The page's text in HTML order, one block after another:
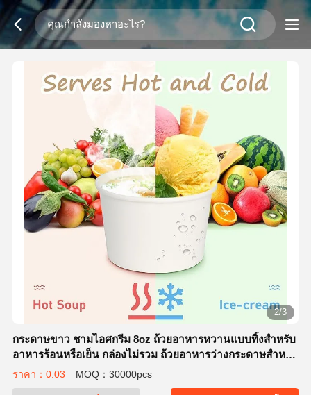
2/3
กระดาษขาว ชามไอศกรีม 8oz ถ้วยอาหารหวานแบบทิ้งสําหรับ
อาหารร้อนหรือเย็น กล่องไม่รวม ถ้วยอาหารว่างกระดาษสําหรับ
ซุนเด่ ซุปโยกต์แข็ง
ราคา：0.03 MOQ：30000pcs